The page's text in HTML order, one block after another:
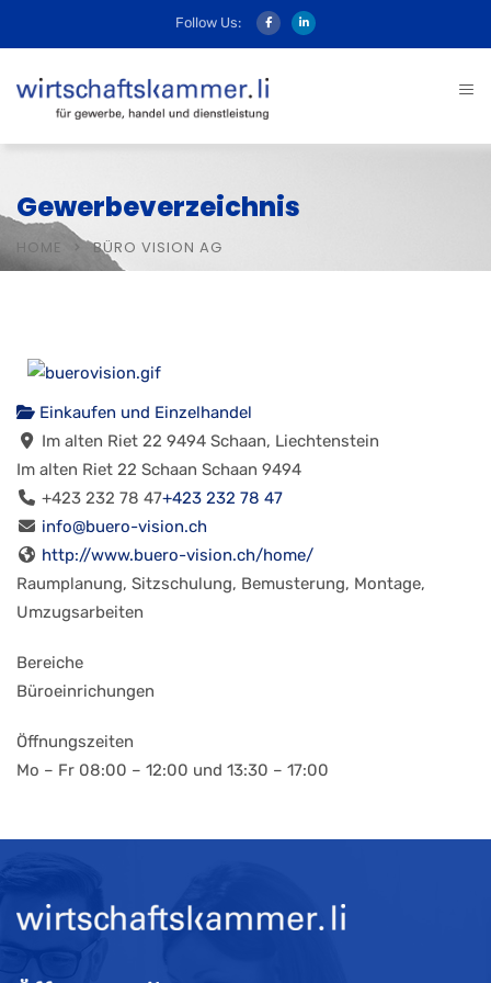
Follow Us:
Gewerbeverzeichnis
HOME BÜRO VISION AG
Einkaufen und Einzelhandel
Im alten Riet 22 9494 Schaan, Liechtenstein
Im alten Riet 22 Schaan Schaan 9494
+423 232 78 47+423 232 78 47
info@buero-vision.ch
http://www.buero-vision.ch/home/
Raumplanung, Sitzschulung, Bemusterung, Montage,
Umzugsarbeiten
Bereiche
Büroeinrichungen
Öffnungszeiten
Mo – Fr 08:00 – 12:00 und 13:30 – 17:00